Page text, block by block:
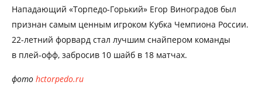
Нападающий «Торпедо-Горький» Егор Виноградов был
признан самым ценным игроком Кубка Чемпиона России.
22-летний форвард стал лучшим снайпером команды
в плей-офф, забросив 10 шайб в 18 матчах.
фото hctorpedo.ru